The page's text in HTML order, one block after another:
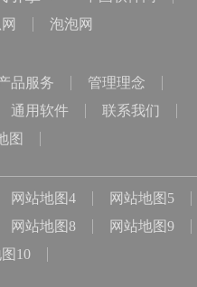
泡泡网
品服务
管理理念
通用软件
联系我们
图
网站地图4
网站地图5
网站地图8
网站地图9
10